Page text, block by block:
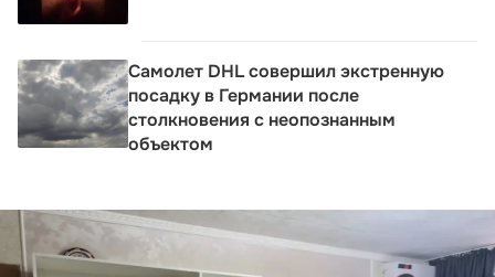
Самолет DHL совершил экстренную
посадку в Германии после
столкновения с неопознанным
объектом